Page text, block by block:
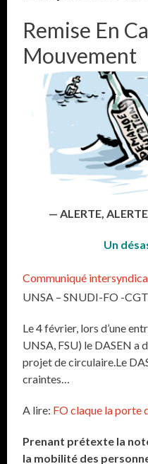
Remise En
Mouvement
— ALERTE,
Un
Communiqué
UNSA – SNUDI-FO -
Le 4 février, lors d’une
UNSA, FSU) le DASEN a
projet de circulaire.Le
craintes…
A lire: FO claque la porte
Prenant prétexte la
la mobilité des